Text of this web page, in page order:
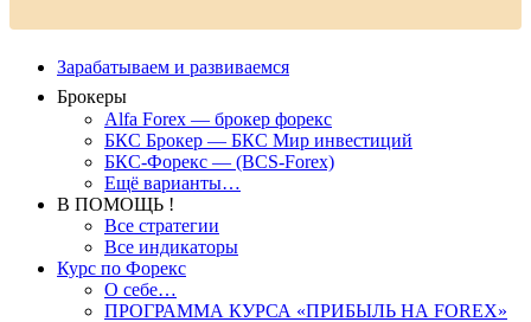
Зарабатываем и развиваемся
Брокеры
Alfa Forex — брокер форекс
БКС Брокер — БКС Мир инвестиций
БКС-Форекс — (BCS-Forex)
Ещё варианты…
В ПОМОЩЬ !
Все стратегии
Все индикаторы
Курс по Форекс
О себе…
ПРОГРАММА КУРСА «ПРИБЫЛЬ НА FOREX»